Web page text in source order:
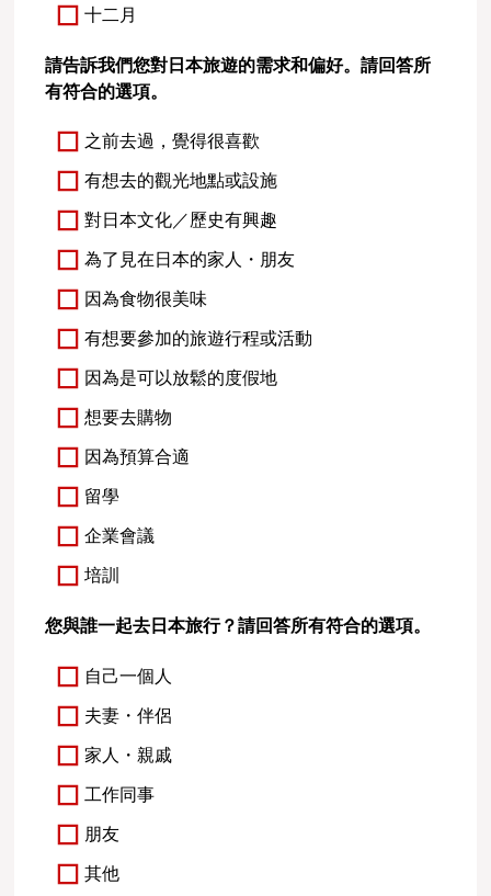
十二月
請告訴我們您對日本旅遊的需求和偏好。請回答所
有符合的選項。
之前去過，覺得很喜歡
有想去的觀光地點或設施
對日本文化／歷史有興趣
為了見在日本的家人・朋友
因為食物很美味
有想要參加的旅遊行程或活動
因為是可以放鬆的度假地
想要去購物
因為預算合適
留學
企業會議
培訓
您與誰一起去日本旅行？請回答所有符合的選項。
自己一個人
夫妻・伴侶
家人・親戚
工作同事
朋友
其他